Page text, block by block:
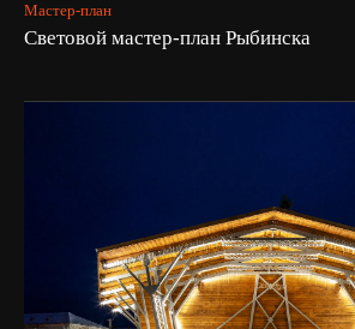
Мастер-план
Cветовой мастер-план Рыбинска